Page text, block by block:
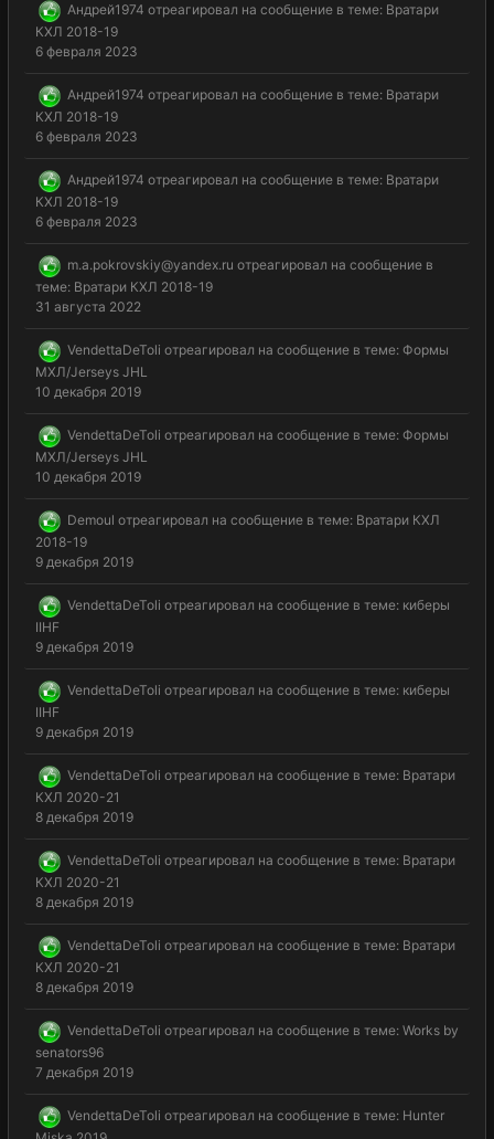
Андрей1974 отреагировал на сообщение в теме: Вратари
КХЛ 2018-19
6 февраля 2023
Андрей1974 отреагировал на сообщение в теме: Вратари
КХЛ 2018-19
6 февраля 2023
Андрей1974 отреагировал на сообщение в теме: Вратари
КХЛ 2018-19
6 февраля 2023
m.a.pokrovskiy@yandex.ru отреагировал на сообщение в
теме: Вратари КХЛ 2018-19
31 августа 2022
VendettaDeToli отреагировал на сообщение в теме: Формы
МХЛ/Jerseys JHL
10 декабря 2019
VendettaDeToli отреагировал на сообщение в теме: Формы
МХЛ/Jerseys JHL
10 декабря 2019
Demoul отреагировал на сообщение в теме: Вратари КХЛ
2018-19
9 декабря 2019
VendettaDeToli отреагировал на сообщение в теме: киберы
IIHF
9 декабря 2019
VendettaDeToli отреагировал на сообщение в теме: киберы
IIHF
9 декабря 2019
VendettaDeToli отреагировал на сообщение в теме: Вратари
КХЛ 2020-21
8 декабря 2019
VendettaDeToli отреагировал на сообщение в теме: Вратари
КХЛ 2020-21
8 декабря 2019
VendettaDeToli отреагировал на сообщение в теме: Вратари
КХЛ 2020-21
8 декабря 2019
VendettaDeToli отреагировал на сообщение в теме: Works by
senators96
7 декабря 2019
VendettaDeToli отреагировал на сообщение в теме: Hunter